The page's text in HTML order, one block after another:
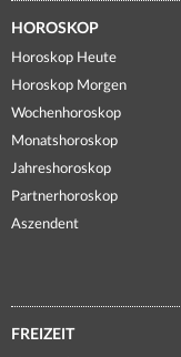
HOROSKOP
Horoskop Heute
Horoskop Morgen
Wochenhoroskop
Monatshoroskop
Jahreshoroskop
Partnerhoroskop
Aszendent
FREIZEIT